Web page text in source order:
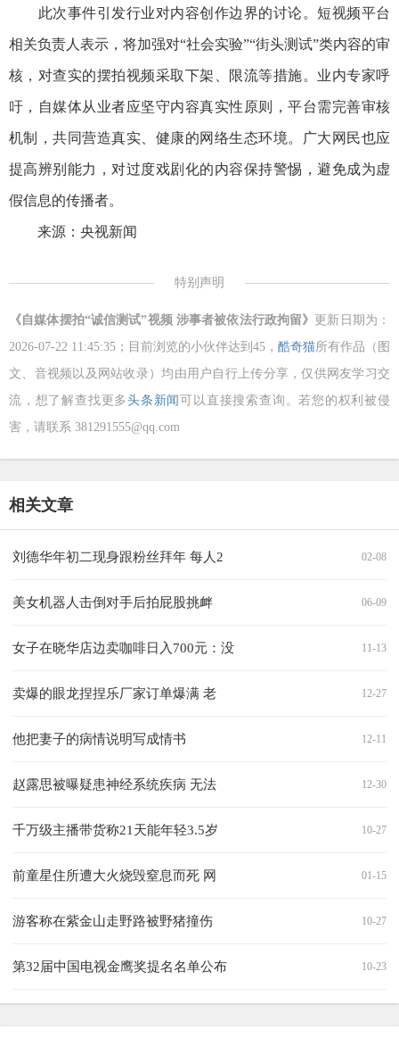
此次事件引发行业对内容创作边界的讨论。短视频平台
相关负责人表示，将加强对“社会实验”“街头测试”类内容的审
核，对查实的摆拍视频采取下架、限流等措施。业内专家呼
吁，自媒体从业者应坚守内容真实性原则，平台需完善审核
机制，共同营造真实、健康的网络生态环境。广大网民也应
提高辨别能力，对过度戏剧化的内容保持警惕，避免成为虚
假信息的传播者。
来源：央视新闻
特别声明
《自媒体摆拍“诚信测试”视频 涉事者被依法行政拘留》 更新日期为：
2026-07-22 11:45:35；目前浏览的小伙伴达到 45， 酷奇猫 所有作品（图
文、音视频以及网站收录）均由用户自行上传分享，仅供网友学习交
流，想了解查找更多头条新闻 可以直接搜索查询。若您的权利被侵
害，请联系 381291555@qq.com
相关文章
02-08
刘德华年初二现身跟粉丝拜年 每人2
06-09
美女机器人击倒对手后拍屁股挑衅
11-13
女子在晓华店边卖咖啡日入700元：没
12-27
卖爆的眼龙捏捏乐厂家订单爆满 老
12-11
他把妻子的病情说明写成情书
12-30
赵露思被曝疑患神经系统疾病 无法
10-27
千万级主播带货称21天能年轻3.5岁
01-15
前童星住所遭大火烧毁窒息而死 网
10-27
游客称在紫金山走野路被野猪撞伤
10-23
第32届中国电视金鹰奖提名名单公布